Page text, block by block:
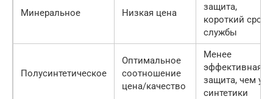
Минеральное Низкая цена
защита,
короткий срок
службы
Полусинтетическое
Оптимальное
соотношение
цена/качество
Менее
эффективная
защита, чем у
синтетики